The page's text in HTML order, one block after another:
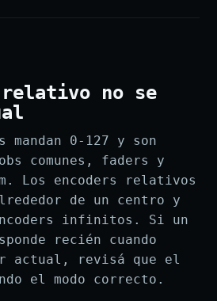
no se
mandan 0-127 y son
comunes, faders y
Los encoders relativos
de un centro y
infinitos. Si un
recién cuando
actual, revisá que el
el modo correcto.